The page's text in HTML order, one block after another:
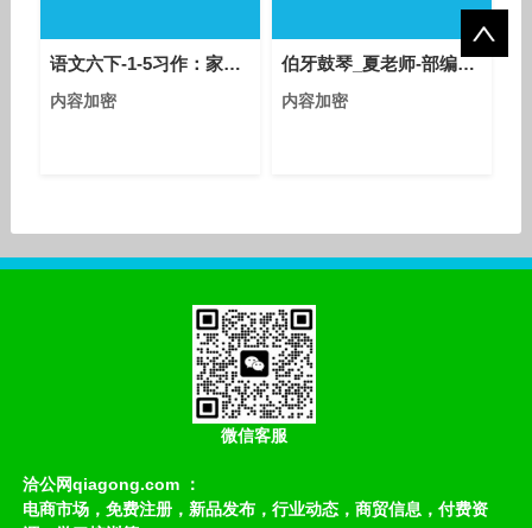
语文六下-1-5习作：家乡的风俗（第一课时-优质课教学视频
内容加密
伯牙鼓琴_夏老师-部编版小学语文六年级上册优质课视频
内容加密
微信客服
洽公网qiagong.com ：
电商市场，免费注册，新品发布，行业动态，商贸信息，付费资